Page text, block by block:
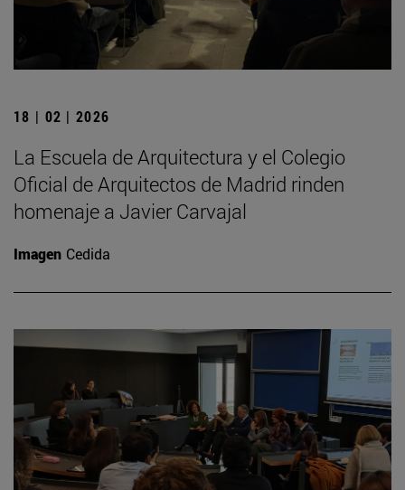
18 | 02 | 2026
La Escuela de Arquitectura y el Colegio
Oficial de Arquitectos de Madrid rinden
homenaje a Javier Carvajal
Imagen Cedida